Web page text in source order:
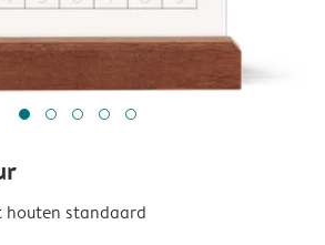
houten standaard